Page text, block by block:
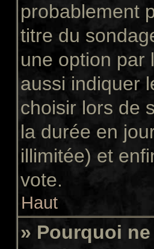
probablement
titre du
une option par
aussi indiquer
choisir lors de
la durée en
illimitée) et
vote.
Haut
» Pourquoi